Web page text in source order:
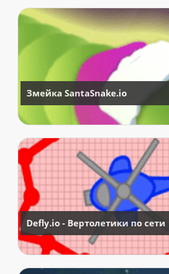
Змейка SantaSnake.io
Defly.io - Вертолетики по сети